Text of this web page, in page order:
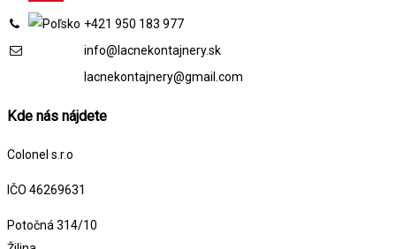
+421 950 183 977
info@lacnekontajnery.sk
lacnekontajnery@gmail.com
Kde nás nájdete
Colonel s.r.o
IČO 46269631
Potočná 314/10